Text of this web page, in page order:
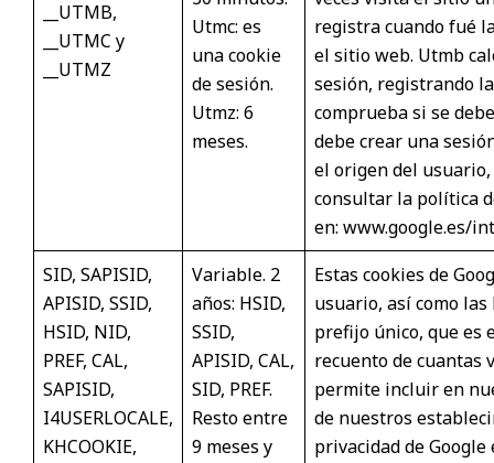
__UTMB,
__UTMC y
__UTMZ
Utmc: es
una cookie
de sesión.
Utmz: 6
meses.
registra cuando fué
el sitio web. Utmb
sesión, registrando
comprueba si se
debe crear una
el origen del usuario,
consultar la política
en: www.google.es/
SID, SAPISID,
APISID, SSID,
HSID, NID,
PREF, CAL,
SAPISID,
I4USERLOCALE,
KHCOOKIE,
Variable. 2
años: HSID,
SSID,
APISID, CAL,
SID, PREF.
Resto entre
9 meses y
Estas cookies de
usuario, así como
prefijo único, que es
recuento de cuantas
permite incluir en
de nuestros
privacidad de